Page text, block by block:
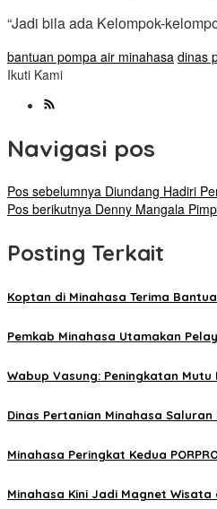
“Jadi bila ada Kelompok-
bantuan pompa air minahasa dinas
Ikuti Kami
Navigasi pos
Pos sebelumnya Diundang Hadiri
Pos berikutnya Denny Mangala
Posting Terkait
Koptan di Minahasa Terima
Pemkab Minahasa Utamakan
Wabup Vasung: Peningkatan
Dinas Pertanian Minahasa
Minahasa Peringkat Kedua
Minahasa Kini Jadi Magnet Wisata